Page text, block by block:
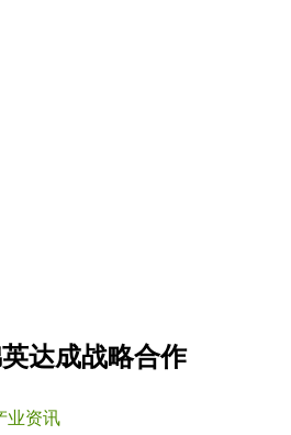
达成战略合作
业资讯